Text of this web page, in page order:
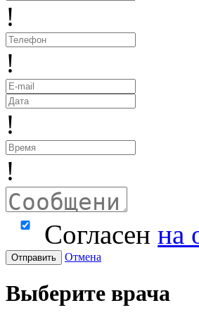
!
!
!
!
Согласенна
Отправить Отмена
Выберите врача